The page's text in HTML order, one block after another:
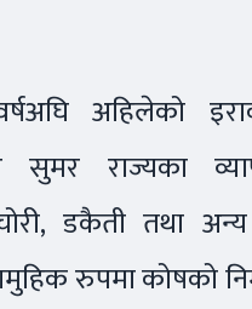
अहिलेको
सुमर राज्यका
डकैती तथा अन्य
रुपमा कोषको